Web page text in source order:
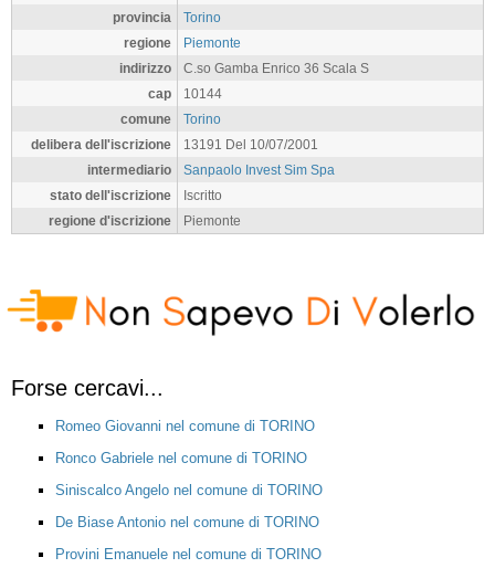
provincia
Torino
regione
Piemonte
indirizzo
C.so Gamba Enrico 36 Scala S
cap
10144
comune
Torino
delibera dell'iscrizione
13191 Del 10/07/2001
intermediario
Sanpaolo Invest Sim Spa
stato dell'iscrizione
Iscritto
regione d'iscrizione
Piemonte
Forse cercavi...
Romeo Giovanni nel comune di TORINO
Ronco Gabriele nel comune di TORINO
Siniscalco Angelo nel comune di TORINO
De Biase Antonio nel comune di TORINO
Provini Emanuele nel comune di TORINO